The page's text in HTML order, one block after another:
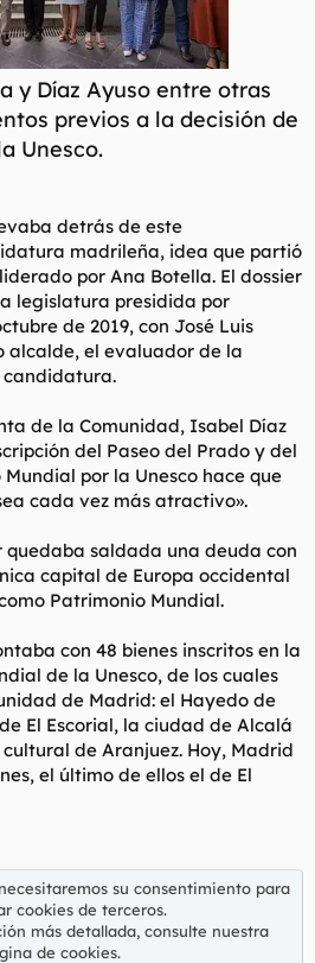
y Díaz Ayuso entre otras
previos a la decisión de
Unesco.
detrás de este
madrileña, idea que partió
por Ana Botella. El dossier
legislatura presidida por
de 2019, con José Luis
alcalde, el evaluador de la
candidatura.
de la Comunidad, Isabel Díaz
del Paseo del Prado y del
por la Unesco hace que
cada vez más atractivo».
quedaba saldada una deuda con
capital de Europa occidental
Patrimonio Mundial.
con 48 bienes inscritos en la
de la Unesco, de los cuales
de Madrid: el Hayedo de
El Escorial, la ciudad de Alcalá
de Aranjuez. Hoy, Madrid
el último de ellos el de El
su consentimiento para
cookies de terceros.
más detallada, consulte nuestra
de cookies.